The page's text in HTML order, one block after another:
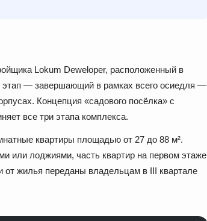
Lokum Deweloper, расположенный в
этап — завершающий в рамках всего осиедля —
Концепция «садового посёлка» с
все три этапа комплекса.
квартиры площадью от 27 до 88 м².
или лоджиями, часть квартир на первом этаже
жилья переданы владельцам в III квартале